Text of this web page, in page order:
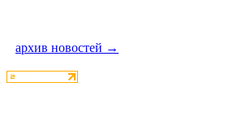
архив новостей →